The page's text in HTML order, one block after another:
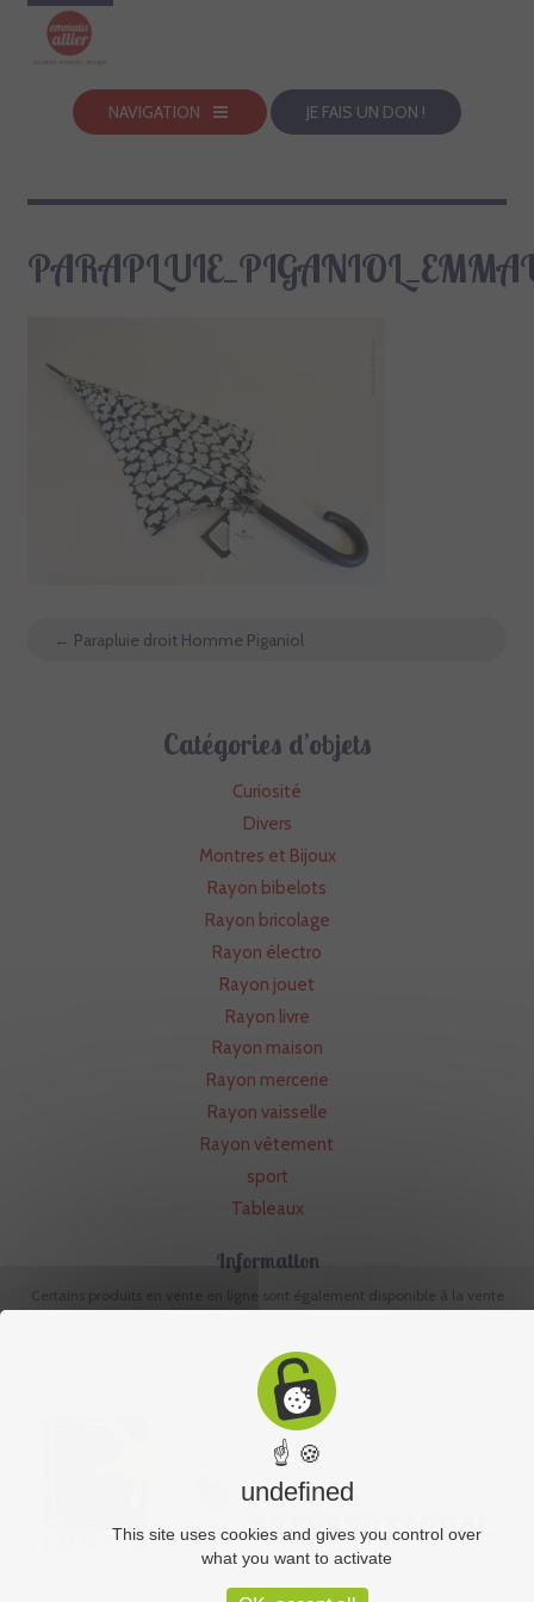
NAVIGATION JE FAIS UN DON !
← Parapluie droit Homme Piganiol
Catégories d’objets
Curiosité
Divers
Montres et Bijoux
Rayon bibelots
Rayon bricolage
Rayon électro
Rayon jouet
Rayon livre
Rayon maison
Rayon mercerie
Rayon vaisselle
Rayon vêtement
sport
Tableaux
Information
Certains produits en vente en ligne sont également disponible à la vente
☝ 🍪
undefined
This site uses cookies and gives you control over
what you want to activate